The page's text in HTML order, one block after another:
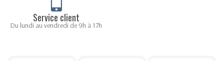
Service client
Du lundi au vendredi de 9h à 17h